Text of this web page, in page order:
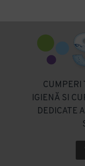
CUMPERI
IGIENĂ SI
DEDICATE